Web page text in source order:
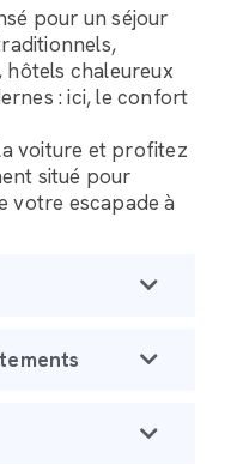
pour un séjour
, hôtels chaleureux
: ici, le confort
voiture et profitez
situé pour
votre escapade à